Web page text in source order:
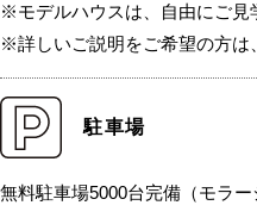
※モデルハウスは、自由にご見
※詳しいご説明をご希望の方は
駐車場
無料駐車場5000台完備（モラー